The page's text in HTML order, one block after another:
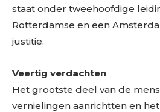
staat onder tweehoofdige
Rotterdamse en een
justitie.
Veertig verdachten
Het grootste deel van de
vernielingen aanrichtten en